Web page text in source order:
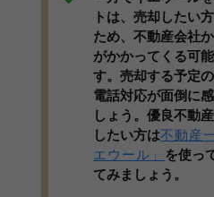
トは、売却したい
ため、不動産会社
がかかってくる可
す。売却する予定
電話対応が面倒に
しょう。優良不動
したい方は不動産
エウール」
を使っ
てみましょう。
【完全無料】うち
無料診断